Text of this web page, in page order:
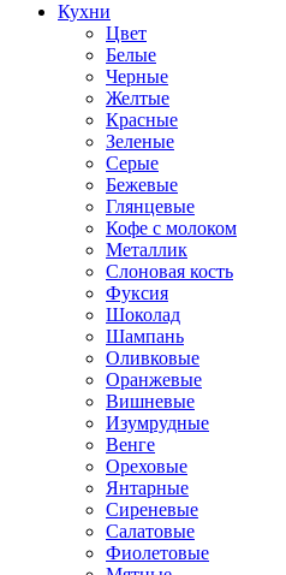
Кухни
Цвет
Белые
Черные
Желтые
Красные
Зеленые
Серые
Бежевые
Глянцевые
Кофе с молоком
Металлик
Слоновая кость
Фуксия
Шоколад
Шампань
Оливковые
Оранжевые
Вишневые
Изумрудные
Венге
Ореховые
Янтарные
Сиреневые
Салатовые
Фиолетовые